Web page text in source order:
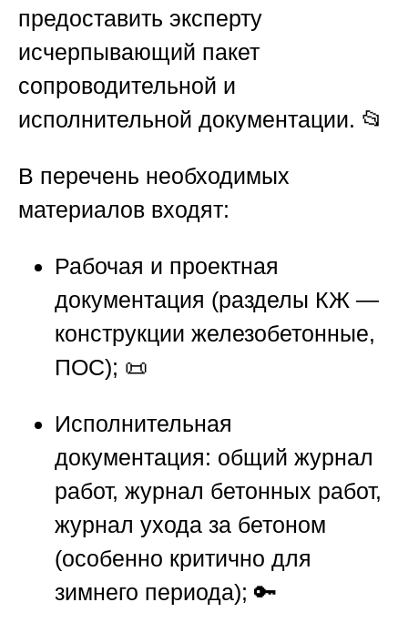
предоставить эксперту
исчерпывающий пакет
сопроводительной и
исполнительной документации. 📂
В перечень необходимых
материалов входят:
Рабочая и проектная
документация (разделы КЖ —
конструкции железобетонные,
ПОС); 📜
Исполнительная
документация: общий журнал
работ, журнал бетонных работ,
журнал ухода за бетоном
(особенно критично для
зимнего периода); 🔑